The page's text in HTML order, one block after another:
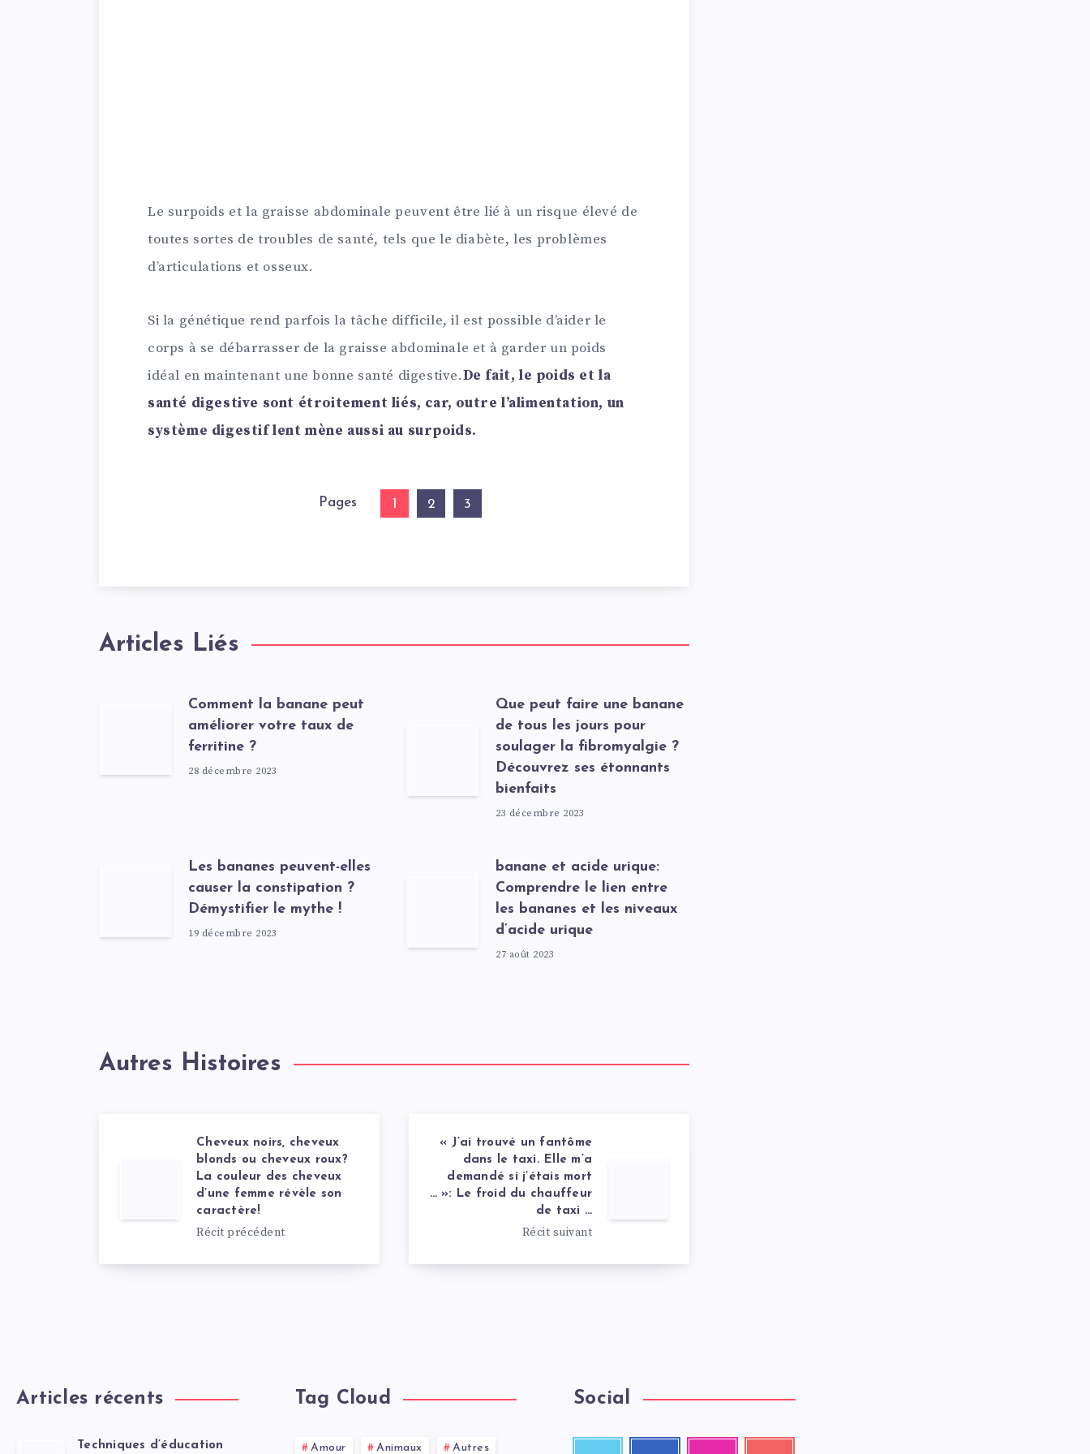
Le surpoids et la graisse abdominale peuvent être lié à un risque élevé de
toutes sortes de troubles de santé, tels que le diabète, les problèmes
d’articulations et osseux.
Si la génétique rend parfois la tâche difficile, il est possible d’aider le
corps à se débarrasser de la graisse abdominale et à garder un poids
idéal en maintenant une bonne santé digestive.De fait, le poids et la
santé digestive sont étroitement liés, car, outre l’alimentation, un
système digestif lent mène aussi au surpoids.
Pages 1 2 3
Articles Liés
Comment la banane peut
améliorer votre taux de
ferritine ?
28 décembre 2023
Que peut faire une banane
de tous les jours pour
soulager la fibromyalgie ?
Découvrez ses étonnants
bienfaits
23 décembre 2023
Les bananes peuvent-elles
causer la constipation ?
Démystifier le mythe !
19 décembre 2023
banane et acide urique:
Comprendre le lien entre
les bananes et les niveaux
d’acide urique
27 août 2023
Autres Histoires
« J’ai trouvé un fantôme
dans le taxi. Elle m’a
demandé si j’étais mort
… »: Le froid du chauffeur
de taxi …
Récit suivant
Cheveux noirs, cheveux
blonds ou cheveux roux?
La couleur des cheveux
d’une femme révèle son
caractère!
Récit précédent
Articles récents
Techniques d’éducation
Tag Cloud
Amour Animaux Autres
Social